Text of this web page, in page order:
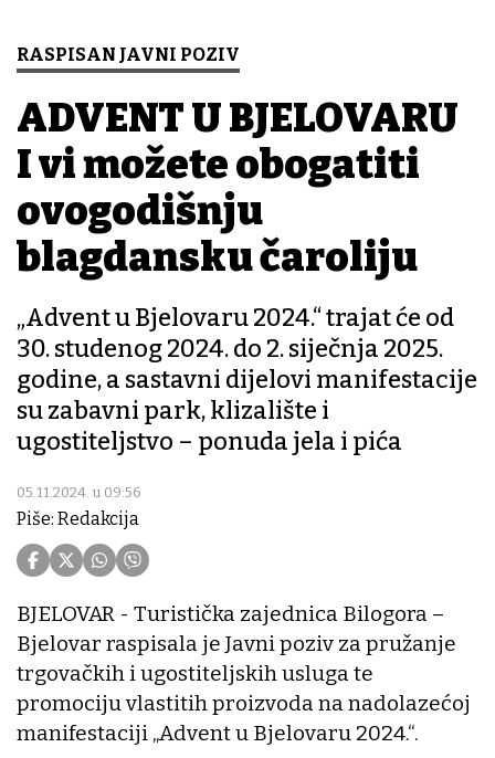
RASPISAN JAVNI POZIV
ADVENT U BJELOVARU
I vi možete obogatiti
ovogodišnju
blagdansku čaroliju
„Advent u Bjelovaru 2024.“ trajat će od
30. studenog 2024. do 2. siječnja 2025.
godine, a sastavni dijelovi manifestacije
su zabavni park, klizalište i
ugostiteljstvo – ponuda jela i pića
05.11.2024. u 09:56
Piše: Redakcija
BJELOVAR - Turistička zajednica Bilogora –
Bjelovar raspisala je Javni poziv za pružanje
trgovačkih i ugostiteljskih usluga te
promociju vlastitih proizvoda na nadolazećoj
manifestaciji „Advent u Bjelovaru 2024.“.